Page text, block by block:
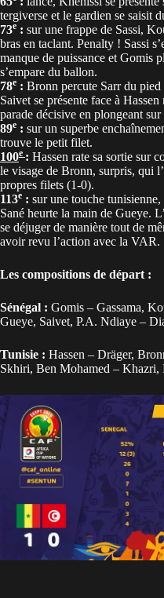
tergiverse et le gardien se saisit
73e : sur une frappe de Sassi,
bras en taclant. Penalty ! Sassi
manque de puissance et Gomis
s’empare du ballon.
78e : Bronn percute Sarr du
Saivet se présente face à
parade décisive en plongeant sur
89e : sur un superbe
trouve le petit filet.
100e : Hassen rate sa sortie sur
le visage de Bronn, surpris, qui
propres filets (1-0).
113e : sur une touche
Sané heurte la main de Gueye.
se déjuger de manière tout de
avoir revu l’action avec la VAR.
Les compositions de départ :
Sénégal : Gomis – Gassama,
Gueye, Saivet, P.A. Ndiaye –
Tunisie : Hassen – Dräger,
Skhiri, Ben Mohamed – Khazri,